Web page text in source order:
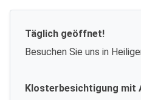
Täglich geöffnet!
Besuchen Sie uns in
Klosterbesichtigung mit